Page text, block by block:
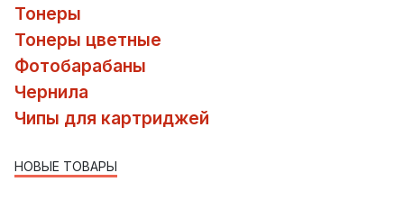
Тонеры
Тонеры цветные
Фотобарабаны
Чернила
Чипы для картриджей
НОВЫЕ ТОВАРЫ